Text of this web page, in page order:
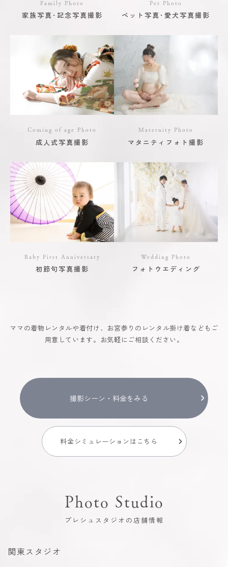
Family Photo
家族写真･記念写真撮影
Pet Photo
ペット写真･愛犬写真撮影
Coming of age Photo
成人式写真撮影
Maternity Photo
マタニティフォト撮影
Baby First Anniversary
初節句写真撮影
Wedding Photo
フォトウエディング
ママの着物レンタルや着付け、お宮参りのレンタル掛け着などもご
用意しています。お気軽にご相談ください。
撮影シーン・料金をみる
料金シミュレーションはこちら
Photo Studio
プレシュスタジオの店舗情報
関東スタジオ